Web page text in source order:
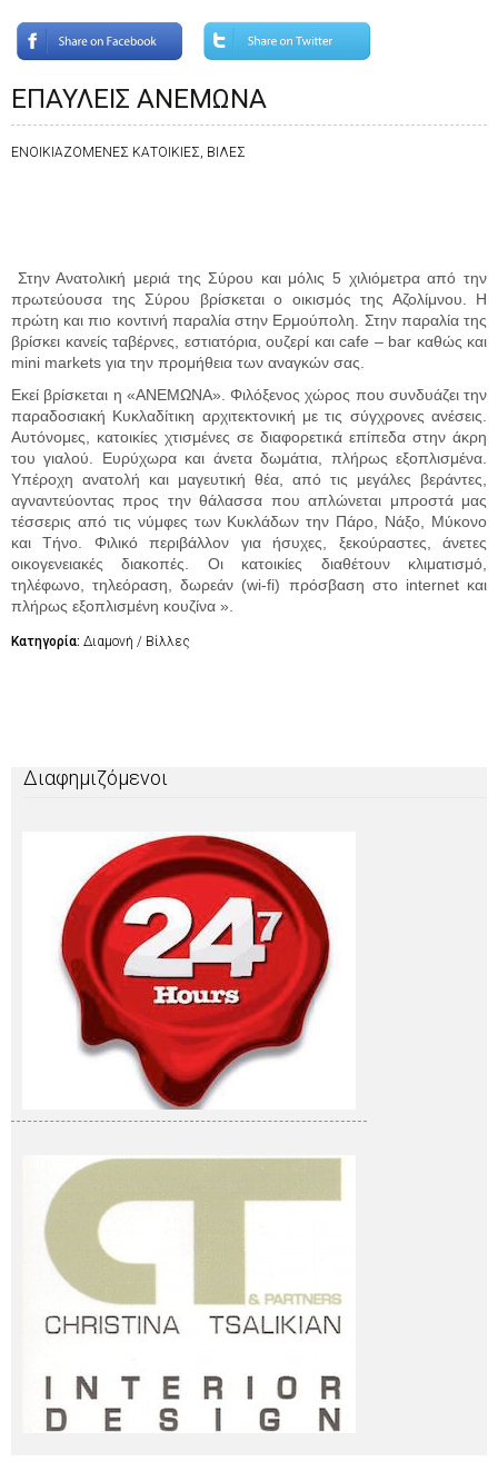
ΕΠΑΥΛΕΙΣ ΑΝΕΜΩΝΑ
ΕΝΟΙΚΙΑΖΟΜΕΝΕΣ ΚΑΤΟΙΚΙΕΣ, ΒΙΛΕΣ
Στην Ανατολική μεριά της Σύρου και μόλις 5 χιλιόμετρα από την
πρωτεύουσα της Σύρου βρίσκεται o οικισμός της Αζολίμνου. Η
πρώτη και πιο κοντινή παραλία στην Ερμούπολη. Στην παραλία της
βρίσκει κανείς ταβέρνες, εστιατόρια, ουζερί και cafe – bar καθώς και
mini markets για την προμήθεια των αναγκών σας.
Εκεί βρίσκεται η «ΑΝΕΜΩΝΑ». Φιλόξενος χώρος που συνδυάζει την
παραδοσιακή Κυκλαδίτικη αρχιτεκτονική με τις σύγχρονες ανέσεις.
Αυτόνομες, κατοικίες χτισμένες σε διαφορετικά επίπεδα στην άκρη
του γιαλού. Ευρύχωρα και άνετα δωμάτια, πλήρως εξοπλισμένα.
Υπέροχη ανατολή και μαγευτική θέα, από τις μεγάλες βεράντες,
αγναντεύοντας προς την θάλασσα που απλώνεται μπροστά μας
τέσσερις από τις νύμφες των Κυκλάδων την Πάρο, Νάξο, Μύκονο
και Τήνο. Φιλικό περιβάλλον για ήσυχες, ξεκούραστες, άνετες
οικογενειακές διακοπές. Οι κατοικίες διαθέτουν κλιματισμό,
τηλέφωνο, τηλεόραση, δωρεάν (wi-fi) πρόσβαση στο internet και
πλήρως εξοπλισμένη κουζίνα ».
Κατηγορία: Διαμονή / Βίλλες
Διαφημιζόμενοι